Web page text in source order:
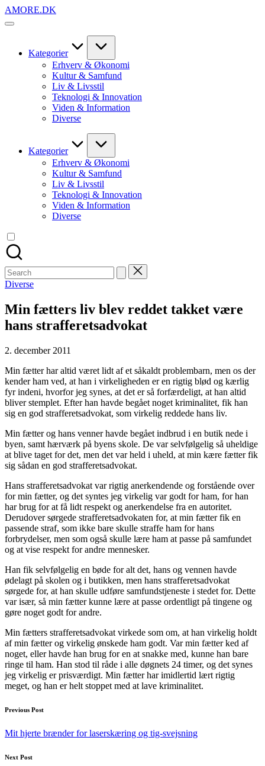
Skip
to
AMORE.DK
For
Kategorier
Erhverv & Økonomi
Kultur & Samfund
Liv & Livsstil
Teknologi & Innovation
Viden & Information
Diverse
Kategorier
Erhverv & Økonomi
Kultur & Samfund
Liv & Livsstil
Teknologi & Innovation
Viden & Information
Diverse
Search
for:
Posted
Diverse
Min fætters liv blev reddet takket være
hans strafferetsadvokat
2. december 2011
Min fætter har altid været lidt af et såkaldt problembarn, men os der
kender ham ved, at han i virkeligheden er en rigtig blød og kærlig
fyr indeni, hvorfor jeg synes, at det er så forfærdeligt, at han altid
bliver stemplet. Efter han havde begået noget kriminalitet, fik han
sig en god strafferetsadvokat, som virkelig reddede hans liv.
Min fætter og hans venner havde begået indbrud i en butik nede i
byen, samt hærværk på byens skole. De var selvfølgelig så uheldige
at blive taget for det, men det var held i uheld, at min kære fætter fik
sig sådan en god strafferetsadvokat.
Hans strafferetsadvokat var rigtig anerkendende og forstående over
for min fætter, og det syntes jeg virkelig var godt for ham, for han
har brug for at få lidt respekt og anerkendelse fra en autoritet.
Derudover sørgede strafferetsadvokaten for, at min fætter fik en
passende straf, som ikke bare skulle straffe ham for hans
forbrydelser, men som også skulle lære ham at passe på samfundet
og at vise respekt for andre mennesker.
Han fik selvfølgelig en bøde for alt det, hans og vennen havde
ødelagt på skolen og i butikken, men hans strafferetsadvokat
sørgede for, at han skulle udføre samfundstjeneste i stedet for. Dette
var især, så min fætter kunne lære at passe ordentligt på tingene og
gøre noget godt for andre.
Min fætters strafferetsadvokat virkede som om, at han virkelig holdt
af min fætter og virkelig ønskede ham godt. Var min fætter ked af
noget, eller havde han brug for en at snakke med, kunne han bare
ringe til ham. Han stod til råde i alle døgnets 24 timer, og det synes
jeg virkelig er prisværdigt. Min fætter har imidlertid lært rigtig
meget, og han er helt stoppet med at lave kriminalitet.
Post
navigation
Previous Post
Mit hjerte brænder for laserskæring og tig-svejsning
Next Post